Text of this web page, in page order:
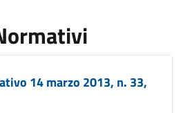
14 marzo 2013, n. 33,